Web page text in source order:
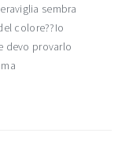
sembra
colore??Io
devo provarlo